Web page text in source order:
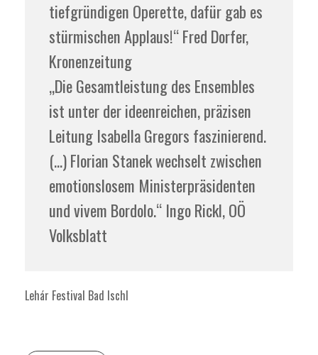
tiefgründigen Operette, dafür gab es
stürmischen Applaus!“ Fred Dorfer,
Kronenzeitung
„Die Gesamtleistung des Ensembles
ist unter der ideenreichen, präzisen
Leitung Isabella Gregors faszinierend.
(…) Florian Stanek wechselt zwischen
emotionslosem Ministerpräsidenten
und vivem Bordolo.“ Ingo Rickl, OÖ
Volksblatt
Lehár Festival Bad Ischl